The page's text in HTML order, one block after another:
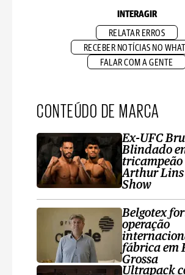
INTERAGIR
RELATAR ERROS
RECEBER NOTÍCIAS NO
FALAR COM A GENTE
CONTEÚDO DE MARCA
Ex-UFC
Blindado
Arthur Lins
Show
Belgotex
operação
fábrica em
Grossa
Ultrapack